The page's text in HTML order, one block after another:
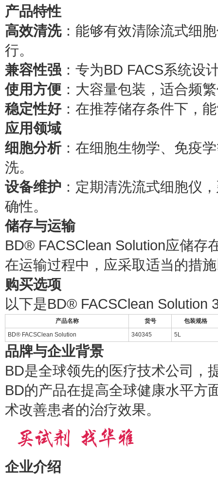
产品特性
高效清洗：能够有效清除流式细
行。
兼容性强 ：专为BD FACS系统设
使用方便 ：大容量包装，适合频
稳定性好：在推荐储存条件下，
应用领域
细胞分析：在细胞生物学、免疫
洗。
设备维护 ：定期清洗流式细胞仪
确性。
储存与运输
BD® FACSClean Solution应储存
在运输过程中，应采取适当的措
购买选项
以下是BD® FACSClean Solution
产品名称 货号
包装规格
BD® FACSClean Solution
340345 5L
品牌与企业背景
BD是全球领先的医疗技术公司，
BD的产品在提高全球健康水平方
术改善患者的治疗效果。
企业介绍